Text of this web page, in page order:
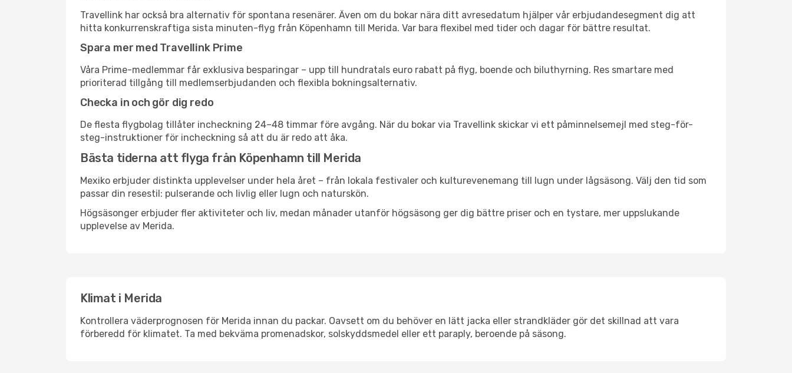
Travellink har också bra alternativ för spontana resenärer. Även om du bokar nära ditt avresedatum hjälper vår erbjudandesegment dig att
hitta konkurrenskraftiga sista minuten-flyg från Köpenhamn till Merida. Var bara flexibel med tider och dagar för bättre resultat.
Spara mer med Travellink Prime
Våra Prime-medlemmar får exklusiva besparingar – upp till hundratals euro rabatt på flyg, boende och biluthyrning. Res smartare med
prioriterad tillgång till medlemserbjudanden och flexibla bokningsalternativ.
Checka in och gör dig redo
De flesta flygbolag tillåter incheckning 24–48 timmar före avgång. När du bokar via Travellink skickar vi ett påminnelsemejl med steg-för-
steg-instruktioner för incheckning så att du är redo att åka.
Bästa tiderna att flyga från Köpenhamn till Merida
Mexiko erbjuder distinkta upplevelser under hela året – från lokala festivaler och kulturevenemang till lugn under lågsäsong. Välj den tid som
passar din resestil: pulserande och livlig eller lugn och naturskön.
Högsäsonger erbjuder fler aktiviteter och liv, medan månader utanför högsäsong ger dig bättre priser och en tystare, mer uppslukande
upplevelse av Merida.
Klimat i Merida
Kontrollera väderprognosen för Merida innan du packar. Oavsett om du behöver en lätt jacka eller strandkläder gör det skillnad att vara
förberedd för klimatet. Ta med bekväma promenadskor, solskyddsmedel eller ett paraply, beroende på säsong.